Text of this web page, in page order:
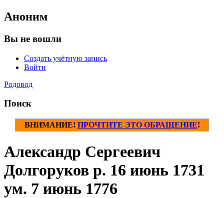
Аноним
Вы не вошли
Создать учётную запись
Войти
Родовод
Поиск
ВНИМАНИЕ! ПРОЧТИТЕ ЭТО ОБРАЩЕНИЕ!
Александр Сергеевич
Долгоруков р. 16 июнь 1731
ум. 7 июнь 1776